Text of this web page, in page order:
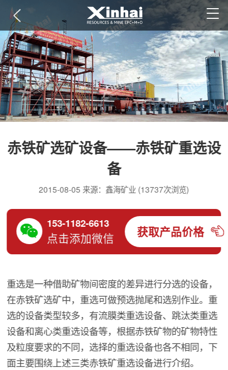
赤铁矿选矿设备——赤铁矿重选设
备
2015-08-05 来源：鑫海矿业 (13737次浏览)
153-1182-6613
点击添加微信 获取产品价格
重选是一种借助矿物间密度的差异进行分选的设备，
在赤铁矿选矿中，重选可做预选抛尾和选别作业。重
选的设备类型较多，有流膜类重选设备、跳汰类重选
设备和离心类重选设备等，根据赤铁矿物的矿物特性
及粒度要求的不同，选择的重选设备也各不相同，下
面主要围绕上述三类赤铁矿重选设备进行介绍。